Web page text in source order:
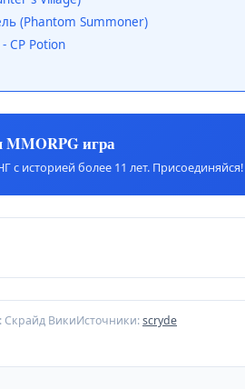
(Phantom Summoner)
CP Potion
игра
с историей более 11 лет. Присоединяйся!
Скрайд ВикиИсточники:scryde